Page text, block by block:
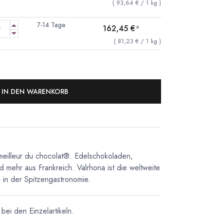
( 93,64 € / 1 kg )
7-14 Tage 162,45 €*
( 81,23 € / 1 kg )
IN DEN WARENKORB
du chocolat®. Edelschokoladen,
mehr aus Frankreich. Valrhona ist die weltweite
der Spitzengastronomie.
den Einzelartikeln.